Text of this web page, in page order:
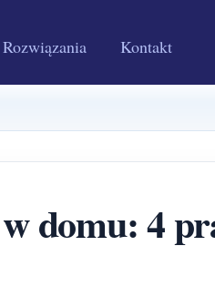
Rozwiązania Kontakt
domu: 4